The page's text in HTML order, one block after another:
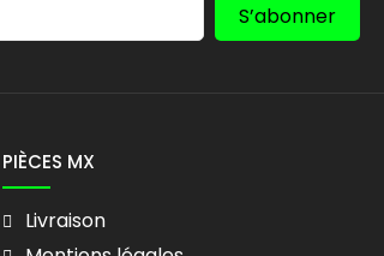
S’abonner
PIÈCES MX
Livraison